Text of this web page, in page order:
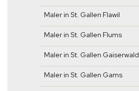
Maler in St. Gallen Flawil
Maler in St. Gallen Flums
Maler in St. Gallen Gaiserwald
Maler in St. Gallen Gams